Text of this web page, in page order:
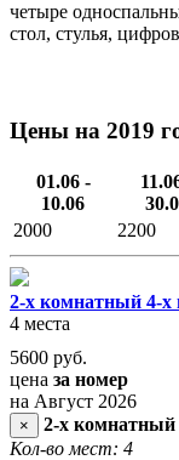
четыре
стол, стулья,
Цены на 2019
01.06 -
10.06
2000
2200
2-х комнатный 4-
4 места
5600 руб.
цена за номер
на Август 2026
×
2-х
Кол-во мест: 4